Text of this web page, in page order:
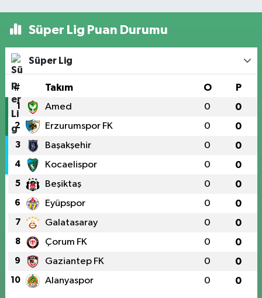
Süper Lig Puan Durumu
Süper Lig
# Takım O P
1 Amed 0 0
2 Erzurumspor FK 0 0
3 Başakşehir 0 0
4 Kocaelispor 0 0
5 Beşiktaş 0 0
6 Eyüpspor 0 0
7 Galatasaray 0 0
8 Çorum FK 0 0
9 Gaziantep FK 0 0
10 Alanyaspor 0 0